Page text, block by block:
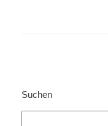
Suchen